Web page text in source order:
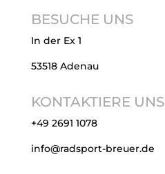
BESUCHE UNS
In der Ex 1
53518 Adenau
KONTAKTIERE UNS
+49 2691 1078
info@radsport-breuer.de